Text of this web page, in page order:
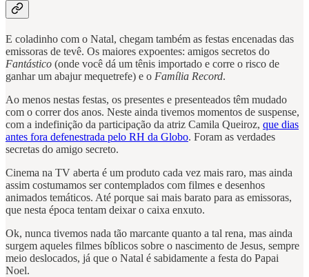
E coladinho com o Natal, chegam também as festas encenadas das
emissoras de tevê. Os maiores expoentes: amigos secretos do
Fantástico (onde você dá um tênis importado e corre o risco de
ganhar um abajur mequetrefe) e o Família Record.
Ao menos nestas festas, os presentes e presenteados têm mudado
com o correr dos anos. Neste ainda tivemos momentos de suspense,
com a indefinição da participação da atriz Camila Queiroz, que dias
antes fora defenestrada pelo RH da Globo. Foram as verdades
secretas do amigo secreto.
Cinema na TV aberta é um produto cada vez mais raro, mas ainda
assim costumamos ser contemplados com filmes e desenhos
animados temáticos. Até porque sai mais barato para as emissoras,
que nesta época tentam deixar o caixa enxuto.
Ok, nunca tivemos nada tão marcante quanto a tal rena, mas ainda
surgem aqueles filmes bíblicos sobre o nascimento de Jesus, sempre
meio deslocados, já que o Natal é sabidamente a festa do Papai
Noel.